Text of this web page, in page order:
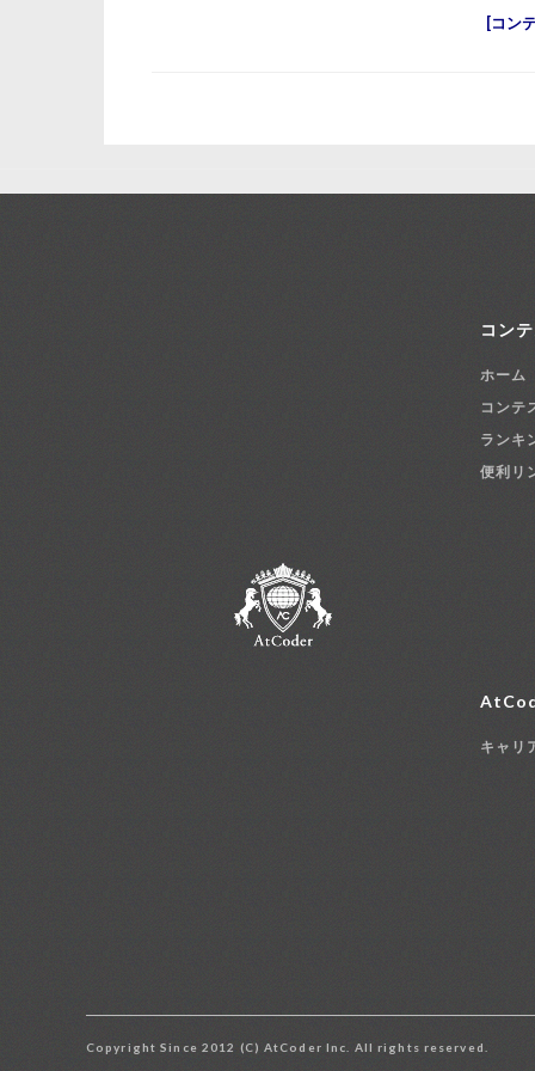
コン
コン
ホーム
コンテ
ランキ
便利リ
キャリ
Copyright Since 2012 (C) AtCoder Inc. All rights reserved.